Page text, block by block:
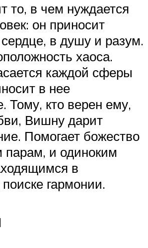
то, в чем нуждается
он приносит
в душу и разум.
хаоса.
каждой сферы
в нее
Тому, кто верен ему,
Вишну дарит
Помогает божество
и одиноким
в
гармонии.